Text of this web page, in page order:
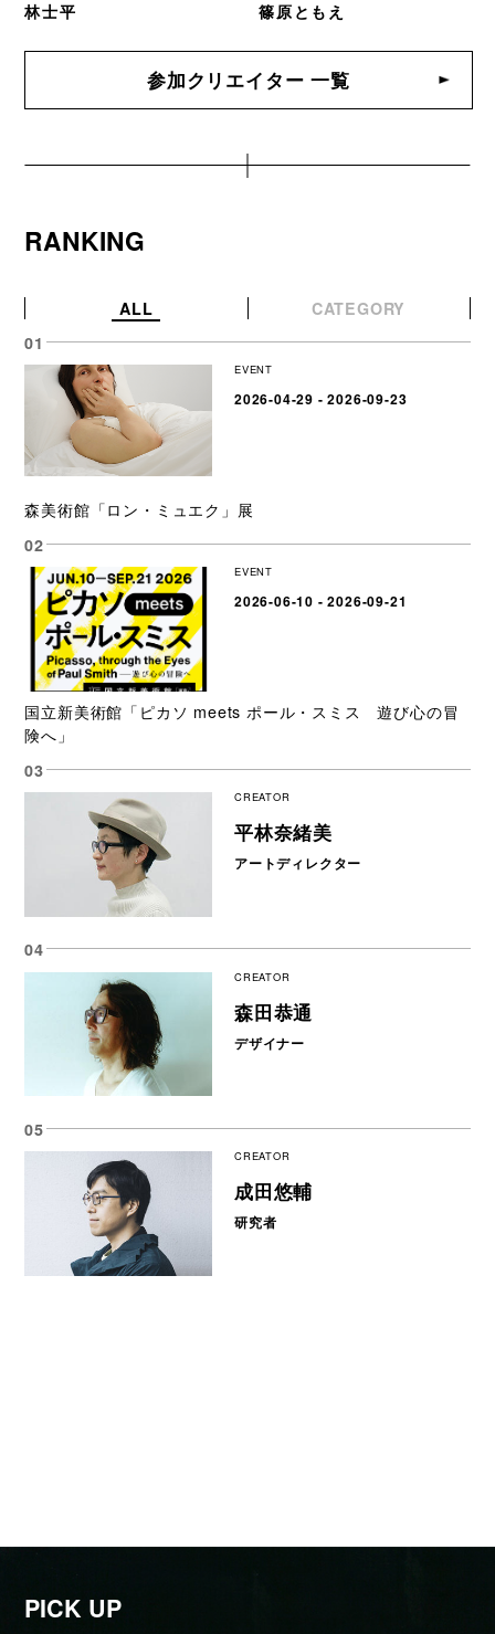
林士平 篠原ともえ
参加クリエイター 一覧
RANKING
ALL CATEGORY
EVENT
2026-04-29 - 2026-09-23
森美術館「ロン・ミュエク」展
EVENT
2026-06-10 - 2026-09-21
国立新美術館「ピカソ meets ポール・スミス 遊び心の冒
険へ」
CREATOR
平林奈緒美
アートディレクター
CREATOR
森田恭通
デザイナー
CREATOR
成田悠輔
研究者
PICK UP